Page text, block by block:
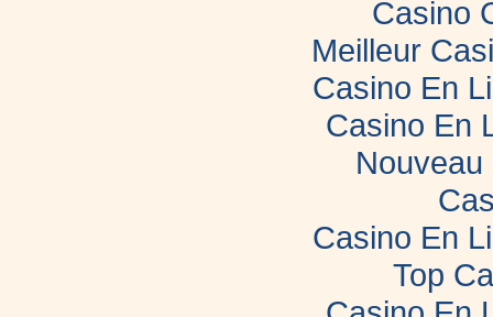
Casino
Meilleur
Casino En
Casino En
Casino En
Top